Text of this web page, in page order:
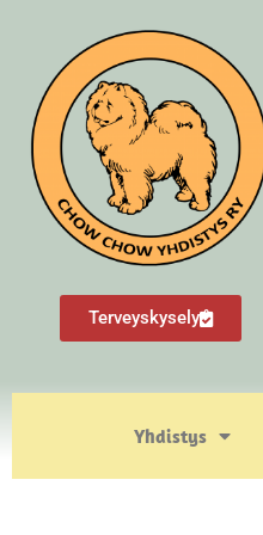
Terveyskysely
Yhdistys